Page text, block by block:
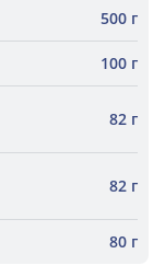
500 г
100 г
82 г
82 г
80 г